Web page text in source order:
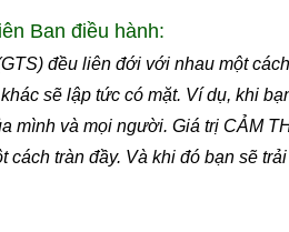
Ban điều hành:
đều liên đới với nhau một
sẽ lập tức có mặt. Ví dụ, khi
mình và mọi người. Giá trị CẢM
cách tràn đầy. Và khi đó bạn sẽ